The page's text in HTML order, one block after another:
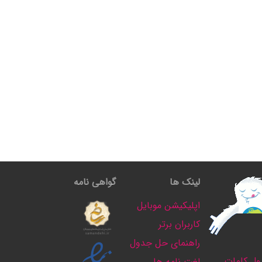
لینک ها
اپلیکیشن موبایل
کاربران برتر
راهنمای حل جدول
گواهی نامه